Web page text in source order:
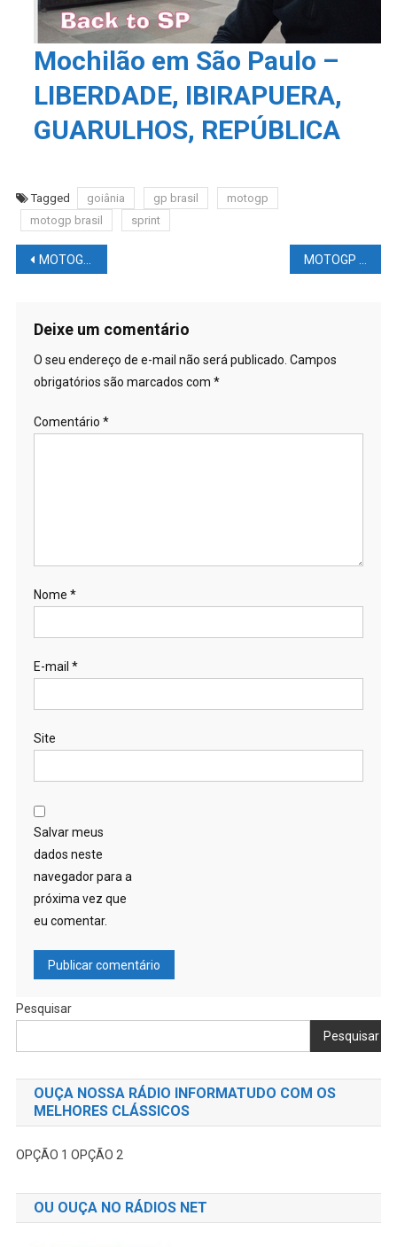
Mochilão em São Paulo –
LIBERDADE, IBIRAPUERA,
GUARULHOS, REPÚBLICA
Tagged goiânia gp brasil
motogp
motogp brasil
sprint
Navegação
Post
MOTOGP BRASIL – Resumo da SEXTA-FEIRA MOTOGP BRASIL – Resumo do DOMINGO
Deixe um comentário
O seu endereço de e-mail não será publicado. Campos
obrigatórios são marcados com *
Comentário *
Nome *
E-mail *
Site
Salvar meus
dados neste
navegador para a
próxima vez que
eu comentar.
Pesquisar
Pesquisar
OUÇA NOSSA RÁDIO INFORMATUDO COM OS
MELHORES CLÁSSICOS
OPÇÃO 1 OPÇÃO 2
OU OUÇA NO RÁDIOS NET